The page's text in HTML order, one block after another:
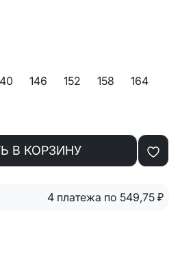
146 152 158
164
В КОРЗИНУ
4 платежа по 549,75 ₽